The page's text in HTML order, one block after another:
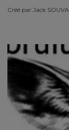
Créé par Jack